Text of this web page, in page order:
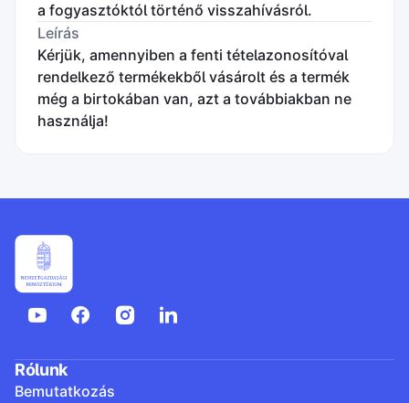
a fogyasztóktól történő visszahívásról.
Leírás
Kérjük, amennyiben a fenti tételazonosítóval
rendelkező termékekből vásárolt és a termék
még a birtokában van, azt a továbbiakban ne
használja!
Rólunk
Bemutatkozás